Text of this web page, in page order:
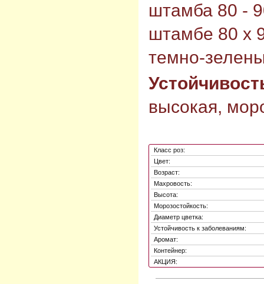
штамба 80 -
штамбе 80 х
темно-
высокая,
Класс роз:
Цвет:
Возраст:
Махровость:
Высота:
Морозостойкость:
Диаметр цветка:
Устойчивость к заболеваниям:
Аромат:
Контейнер:
АКЦИЯ: